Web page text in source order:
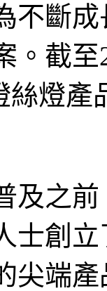
不斷
。截至
絲燈
及之
士創
尖端